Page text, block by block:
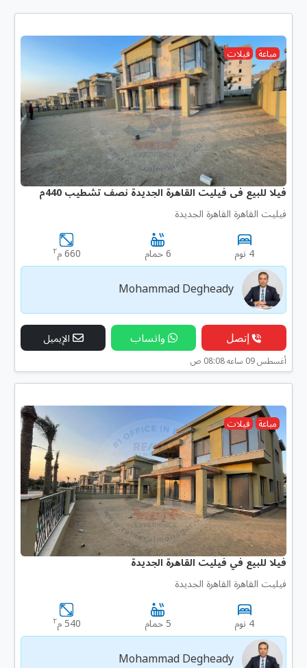
مباعة فيلات
فيلا للبيع فى فيليت القاهرة الجديدة نصف تشطيب 440م
فيليت القاهرة القاهرة الجديدة
4 نوم 6 حمام 660 م ٢
Mohammad Degheady
إتصل واتساب الإيميل
أغسطس 09 ساعه 08:08 ص
مباعة فيلات
فيلا للبيع في فيليت القاهرة الجديدة
فيليت القاهرة القاهرة الجديدة
4 نوم 5 حمام 540 م ٢
Mohammad Degheady